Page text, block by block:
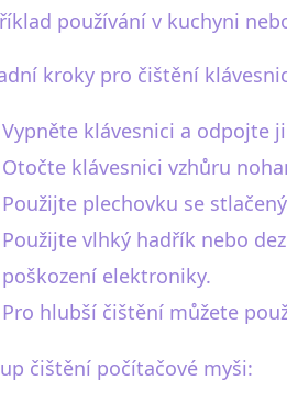
používání v kuchyni
kroky pro čištění
Vypněte klávesnici a odpojte
Otočte klávesnici vzhůru
Použijte plechovku se
Použijte vlhký hadřík nebo
poškození elektroniky.
Pro hlubší čištění můžete
čištění počítačové myši: